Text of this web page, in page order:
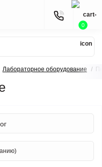
0
Лабораторное оборудование